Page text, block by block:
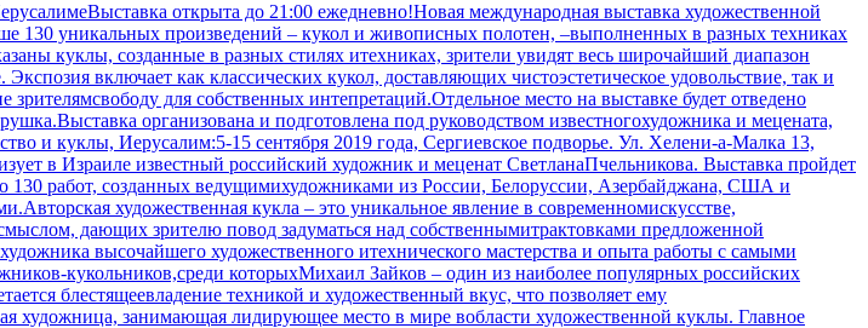
открыта до 21:00 ежедневно!Новая международная выставка художественной
130 уникальных произведений – кукол и живописных полотен, –выполненных в разных техниках
куклы, созданные в разных стилях итехниках, зрители увидят весь широчайший диапазон
включает как классических кукол, доставляющих чистоэстетическое удовольствие, так и
для собственных интепретаций.Отдельное место на выставке будет отведено
организована и подготовлена под руководством известногохудожника и мецената,
и куклы, Иерусалим:5-15 сентября 2019 года, Сергиевское подворье. Ул. Хелени-а-Малка 13,
в Израиле известный российский художник и меценат СветланаПчельникова. Выставка пройдет
130 работ, созданных ведущимихудожниками из России, Белоруссии, Азербайджана, США и
художественная кукла – это уникальное явление в современномискусстве,
дающих зрителю повод задуматься над собственнымитрактовками предложенной
высочайшего художественного итехнического мастерства и опыта работы с самыми
кукольников,среди которыхМихаил Зайков – один из наиболее популярных российских
блестящеевладение техникой и художественный вкус, что позволяет ему
художница, занимающая лидирующее место в мире вобласти художественной куклы. Главное